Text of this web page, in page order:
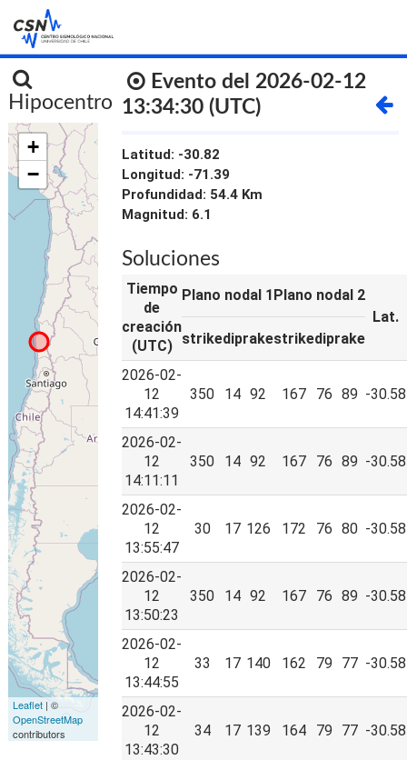
INICIO
Hipocentro
+
−
Leaflet| ©
OpenStreetMap
contributors
Evento del 2026-02-12
13:34:30 (UTC)
Latitud: -30.82
Longitud: -71.39
Profundidad: 54.4 Km
Magnitud: 6.1
Soluciones
Tiempo
de
creación
(UTC)
Plano nodal 1 Plano nodal 2
Lat.
strikediprakestrikediprake
2026-02-
12
14:41:39
350 14 92 167 76 89 -30.58
2026-02-
12
14:11:11
350 14 92 167 76 89 -30.58
2026-02-
12
13:55:47
30 17 126 172 76 80 -30.58
2026-02-
12
13:50:23
350 14 92 167 76 89 -30.58
2026-02-
12
13:44:55
33 17 140 162 79 77 -30.58
2026-02-
12
13:43:30
34 17 139 164 79 77 -30.58